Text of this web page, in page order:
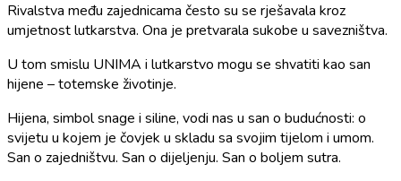
Rivalstva među zajednicama često su se rješavala kroz
umjetnost lutkarstva. Ona je pretvarala sukobe u savezništva.
U tom smislu UNIMA i lutkarstvo mogu se shvatiti kao san
hijene – totemske životinje.
Hijena, simbol snage i siline, vodi nas u san o budućnosti: o
svijetu u kojem je čovjek u skladu sa svojim tijelom i umom.
San o zajedništvu. San o dijeljenju. San o boljem sutra.